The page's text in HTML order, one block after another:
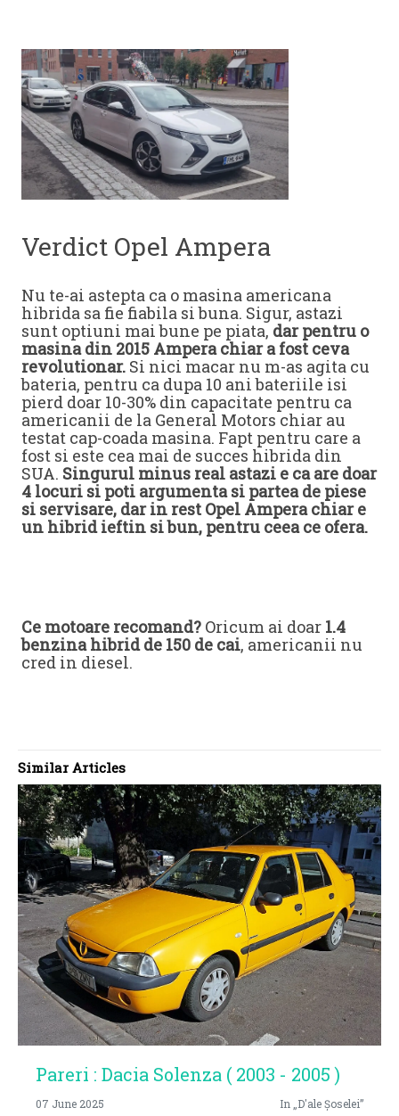
Verdict Opel Ampera
Nu te-ai astepta ca o masina americana
hibrida sa fie fiabila si buna. Sigur, astazi
sunt optiuni mai bune pe piata, dar pentru o
masina din 2015 Ampera chiar a fost ceva
revolutionar. Si nici macar nu m-as agita cu
bateria, pentru ca dupa 10 ani bateriile isi
pierd doar 10-30% din capacitate pentru ca
americanii de la General Motors chiar au
testat cap-coada masina. Fapt pentru care a
fost si este cea mai de succes hibrida din
SUA. Singurul minus real astazi e ca are doar
4 locuri si poti argumenta si partea de piese
si servisare, dar in rest Opel Ampera chiar e
un hibrid ieftin si bun, pentru ceea ce ofera.
Ce motoare recomand? Oricum ai doar 1.4
benzina hibrid de 150 de cai, americanii nu
cred in diesel.
Similar Articles
Pareri : Dacia Solenza ( 2003 - 2005 )
07 June 2025 In „D'ale Șoselei”